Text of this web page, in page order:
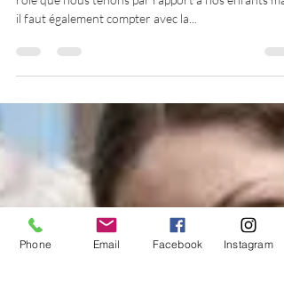
10 nov. 2017
3 min de lecture
La parentalité ...école de la
vie... Les grands-parents
Quand on parle de parentalité, on pense souvent au
Phone Email Facebook Instagram